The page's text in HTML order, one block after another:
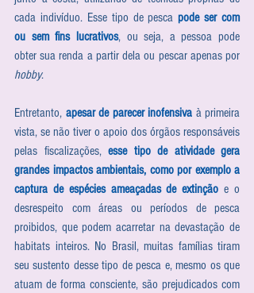
cada indivíduo. Esse tipo de pesca pode ser com
ou sem fins lucrativos, ou seja, a pessoa pode
hobby.
Entretanto, apesar de parecer inofensiva à primeira
vista, se não tiver o apoio dos órgãos responsáveis
pelas fiscalizações, esse tipo de atividade gera
grandes impactos ambientais, como por exemplo a
captura de espécies ameaçadas de extinção e o
desrespeito com áreas ou períodos de pesca
proibidos, que podem acarretar na devastação de
habitats inteiros. No Brasil, muitas famílias tiram
seu sustento desse tipo de pesca e, mesmo os que
atuam de forma consciente, são prejudicados com